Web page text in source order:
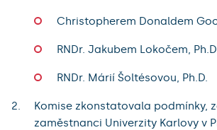
Christopherem Donaldem
RNDr. Jakubem Lokočem, Ph.D.
RNDr. Márií Šoltésovou, Ph.D.
Komise zkonstatovala podmínky,
zaměstnanci Univerzity Karlovy v